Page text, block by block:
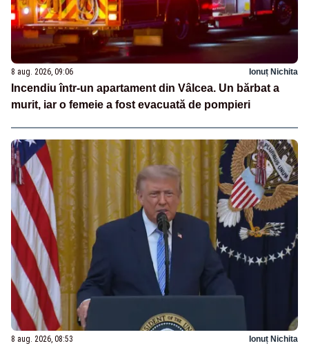
8 aug. 2026, 09:06 Ionuț Nichita
Incendiu într-un apartament din Vâlcea. Un bărbat a
murit, iar o femeie a fost evacuată de pompieri
8 aug. 2026, 08:53 Ionuț Nichita